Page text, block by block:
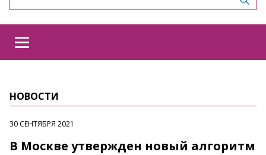
НОВОСТИ
30 СЕНТЯБРЯ 2021
В Москве утвержден новый алгоритм